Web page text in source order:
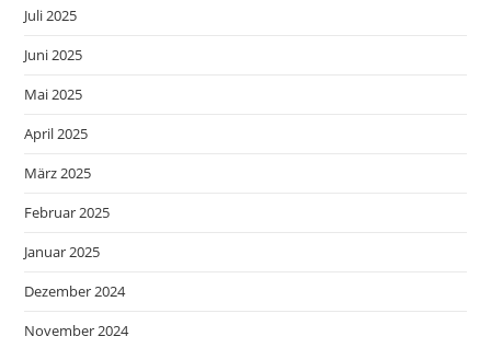
Juli 2025
Juni 2025
Mai 2025
April 2025
März 2025
Februar 2025
Januar 2025
Dezember 2024
November 2024